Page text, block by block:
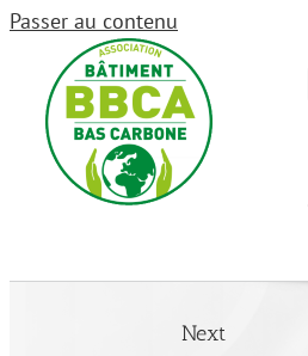
Passer au contenu
Next